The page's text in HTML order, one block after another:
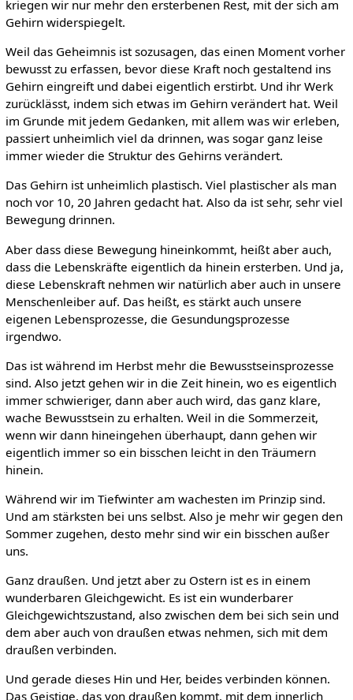
kriegen wir nur mehr den ersterbenen Rest, mit der sich am
Gehirn widerspiegelt.
Weil das Geheimnis ist sozusagen, das einen Moment vorher
bewusst zu erfassen, bevor diese Kraft noch gestaltend ins
Gehirn eingreift und dabei eigentlich erstirbt. Und ihr Werk
zurücklässt, indem sich etwas im Gehirn verändert hat. Weil
im Grunde mit jedem Gedanken, mit allem was wir erleben,
passiert unheimlich viel da drinnen, was sogar ganz leise
immer wieder die Struktur des Gehirns verändert.
Das Gehirn ist unheimlich plastisch. Viel plastischer als man
noch vor 10, 20 Jahren gedacht hat. Also da ist sehr, sehr viel
Bewegung drinnen.
Aber dass diese Bewegung hineinkommt, heißt aber auch,
dass die Lebenskräfte eigentlich da hinein ersterben. Und ja,
diese Lebenskraft nehmen wir natürlich aber auch in unsere
Menschenleiber auf. Das heißt, es stärkt auch unsere
eigenen Lebensprozesse, die Gesundungsprozesse
irgendwo.
Das ist während im Herbst mehr die Bewusstseinsprozesse
sind. Also jetzt gehen wir in die Zeit hinein, wo es eigentlich
immer schwieriger, dann aber auch wird, das ganz klare,
wache Bewusstsein zu erhalten. Weil in die Sommerzeit,
wenn wir dann hineingehen überhaupt, dann gehen wir
eigentlich immer so ein bisschen leicht in den Träumern
hinein.
Während wir im Tiefwinter am wachesten im Prinzip sind.
Und am stärksten bei uns selbst. Also je mehr wir gegen den
Sommer zugehen, desto mehr sind wir ein bisschen außer
uns.
Ganz draußen. Und jetzt aber zu Ostern ist es in einem
wunderbaren Gleichgewicht. Es ist ein wunderbarer
Gleichgewichtszustand, also zwischen dem bei sich sein und
dem aber auch von draußen etwas nehmen, sich mit dem
draußen verbinden.
Und gerade dieses Hin und Her, beides verbinden können.
Das Geistige, das von draußen kommt, mit dem innerlich